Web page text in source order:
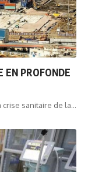
EN PROFONDE
crise sanitaire de la…